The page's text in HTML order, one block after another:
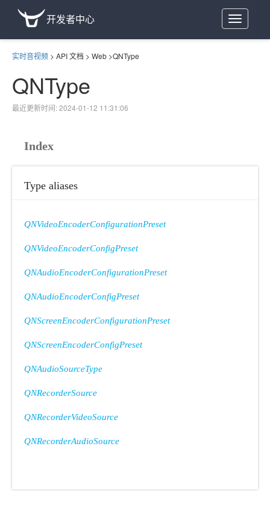
Toggle
navigation
开发者中心
实时音视频 > API 文档 > Web >QNType
QNType
最近更新时间: 2024-01-12 11:31:06
Index
Type aliases
QNVideoEncoderConfigurationPreset
QNVideoEncoderConfigPreset
QNAudioEncoderConfigurationPreset
QNAudioEncoderConfigPreset
QNScreenEncoderConfigurationPreset
QNScreenEncoderConfigPreset
QNAudioSourceType
QNRecorderSource
QNRecorderVideoSource
QNRecorderAudioSource